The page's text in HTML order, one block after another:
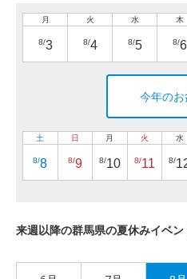
月
8/3
火
8/4
水
8/5
木
8/6
今年の
土
8/8
日
8/9
月
8/10
火
8/11
水
8/
来週以降の群馬県の夏休みイベ